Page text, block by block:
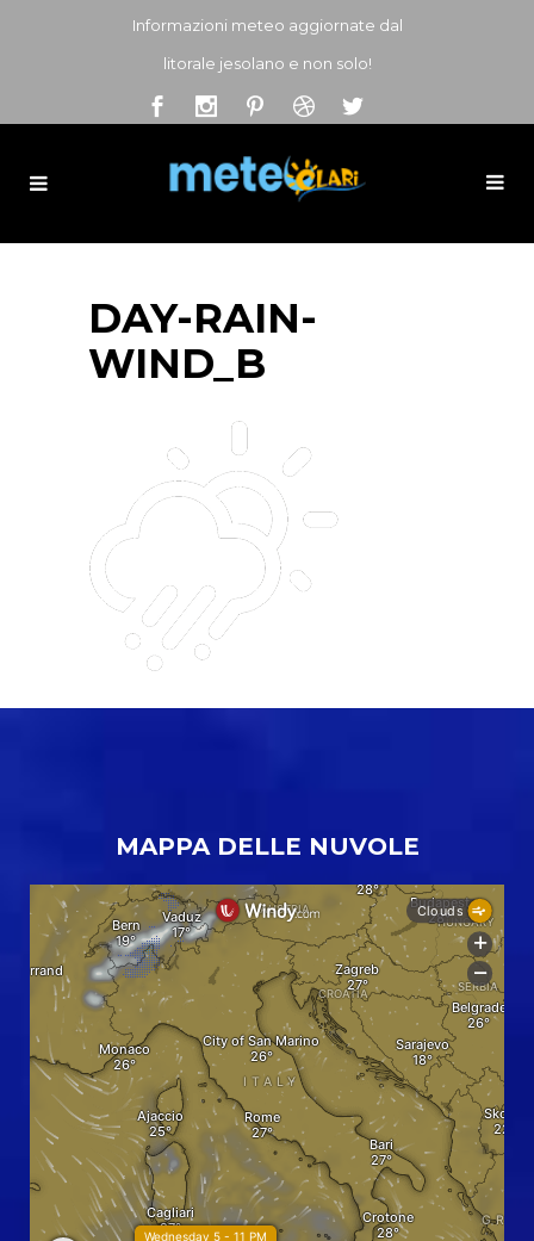
Informazioni meteo aggiornate dal
litorale jesolano e non solo!
DAY-RAIN-
WIND_B
MAPPA DELLE NUVOLE